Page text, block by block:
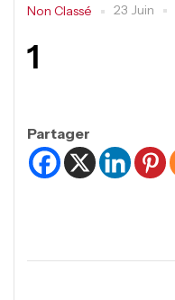
Non Classé 23 Juin
1
Partager